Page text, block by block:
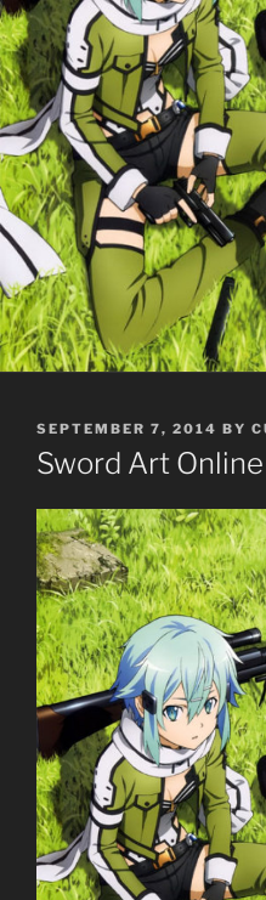
POSTED
ON
SEPTEMBER 7, 2014 BY
Sword Art Online